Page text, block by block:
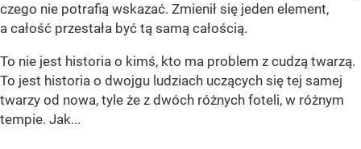
czego nie potrafią wskazać. Zmienił się jeden element,
a całość przestała być tą samą całością.
To nie jest historia o kimś, kto ma problem z cudzą twarzą.
To jest historia o dwojgu ludziach uczących się tej samej
twarzy od nowa, tyle że z dwóch różnych foteli, w różnym
tempie. Jak...